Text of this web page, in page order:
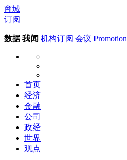
商城
订阅
数据 我闻 机构订阅 会议 Promotion
首页
经济
金融
公司
政经
世界
观点